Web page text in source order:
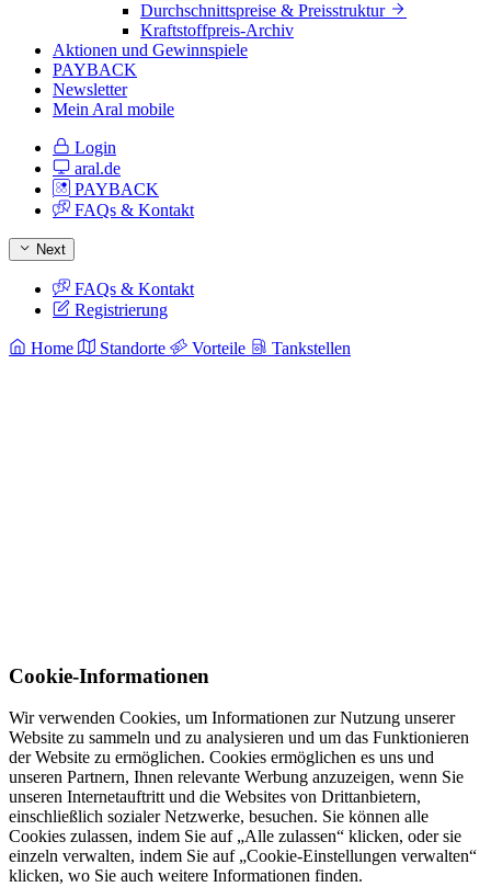
Durchschnittspreise & Preisstruktur
Kraftstoffpreis-Archiv
Aktionen und Gewinnspiele
PAYBACK
Newsletter
Mein Aral mobile
Login
aral.de
PAYBACK
FAQs & Kontakt
Next
FAQs & Kontakt
Registrierung
Home Standorte Vorteile Tankstellen
Cookie-Informationen
Wir verwenden Cookies, um Informationen zur Nutzung unserer
Website zu sammeln und zu analysieren und um das Funktionieren
der Website zu ermöglichen. Cookies ermöglichen es uns und
unseren Partnern, Ihnen relevante Werbung anzuzeigen, wenn Sie
unseren Internetauftritt und die Websites von Drittanbietern,
einschließlich sozialer Netzwerke, besuchen. Sie können alle
Cookies zulassen, indem Sie auf „Alle zulassen“ klicken, oder sie
einzeln verwalten, indem Sie auf „Cookie-Einstellungen verwalten“
klicken, wo Sie auch weitere Informationen finden.